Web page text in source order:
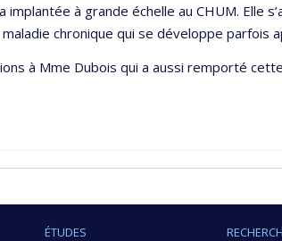
implantée à grande échelle au CHUM. Elle
chronique qui se développe parfois
à Mme Dubois qui a aussi remporté
ÉTUDES